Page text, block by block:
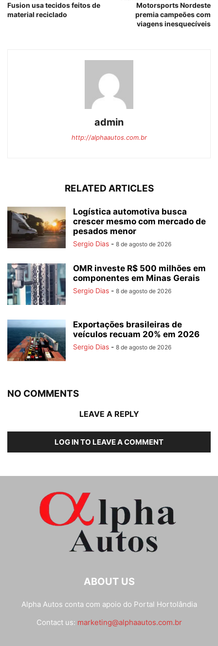
Fusion usa tecidos feitos de
material reciclado
Motorsports Nordeste
premia campeões com
viagens inesquecíveis
admin
http://alphaautos.com.br
RELATED ARTICLES
Logística automotiva busca
crescer mesmo com mercado de
pesados menor
Sergio Dias - 8 de agosto de 2026
OMR investe R$ 500 milhões em
componentes em Minas Gerais
Sergio Dias - 8 de agosto de 2026
Exportações brasileiras de
veículos recuam 20% em 2026
Sergio Dias - 8 de agosto de 2026
NO COMMENTS
LEAVE A REPLY
LOG IN TO LEAVE A COMMENT
ABOUT US
Alpha Autos conta com apoio do Portal Hortolândia
Contact us: marketing@alphaautos.com.br